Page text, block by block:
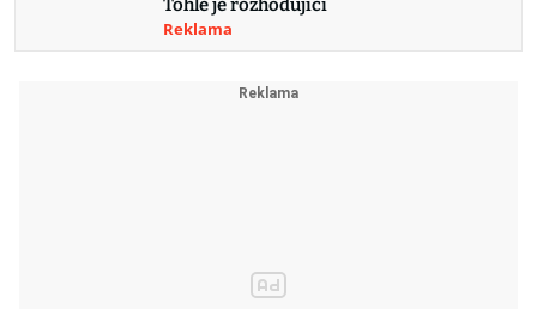
Tohle je rozhodující
Reklama